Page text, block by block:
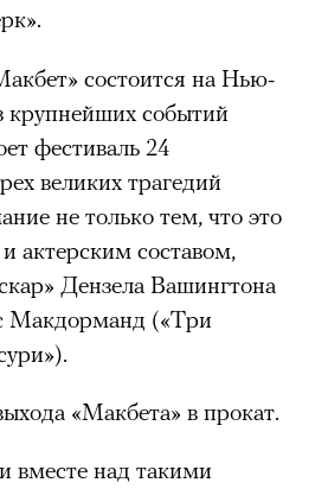
состоится на Нью-
крупнейших событий
фестиваль 24
великих трагедий
не только тем, что это
актерским составом,
Дензела Вашингтона
Макдорманд («Три
«Макбета» в прокат.
вместе над такими